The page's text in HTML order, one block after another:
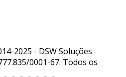
2025 - DSW Soluções
0001-67. Todos os